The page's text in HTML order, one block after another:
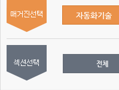
자동화기술
전체